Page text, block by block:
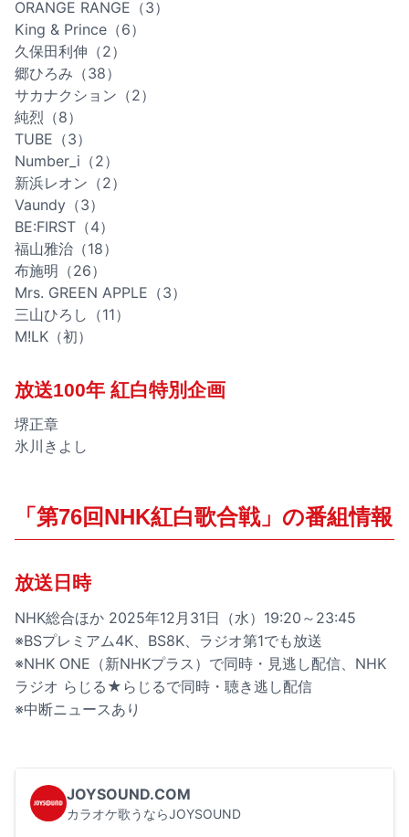
ORANGE RANGE（3）
King & Prince（6）
久保田利伸（2）
郷ひろみ（38）
サカナクション（2）
純烈（8）
TUBE（3）
Number_i（2）
新浜レオン（2）
Vaundy（3）
BE:FIRST（4）
福山雅治（18）
布施明（26）
Mrs. GREEN APPLE（3）
三山ひろし（11）
M!LK（初）
放送100年 紅白特別企画
堺正章
氷川きよし
「第76回NHK紅白歌合戦」の番組情報
放送日時
NHK総合ほか 2025年12月31日（水）19:20～23:45
※BSプレミアム4K、BS8K、ラジオ第1でも放送
※NHK ONE（新NHKプラス）で同時・見逃し配信、NHK
ラジオ らじる★らじるで同時・聴き逃し配信
※中断ニュースあり
JOYSOUND.COM
カラオケ歌うならJOYSOUND